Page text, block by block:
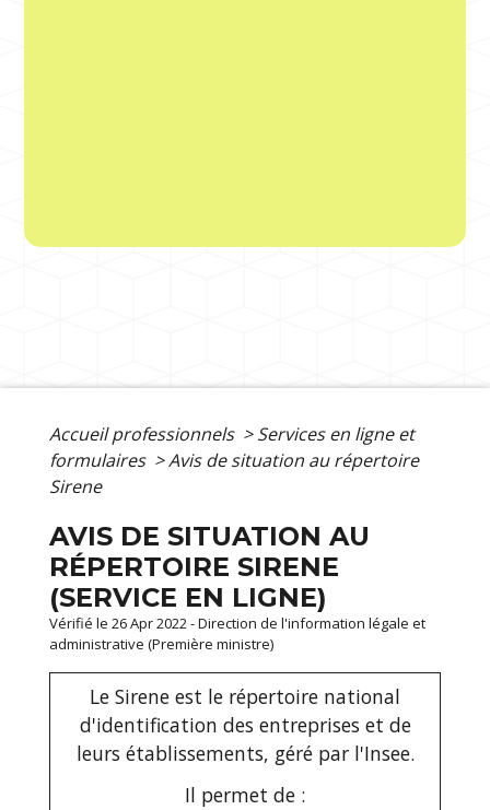
Accueil professionnels > Services en ligne et
formulaires >Avis de situation au répertoire
Sirene
AVIS DE SITUATION AU
RÉPERTOIRE SIRENE
(SERVICE EN LIGNE)
Vérifié le 26 Apr 2022 - Direction de l'information légale et
administrative (Première ministre)
Le Sirene est le répertoire national
d'identification des entreprises et de
leurs établissements, géré par l'Insee.
Il permet de :